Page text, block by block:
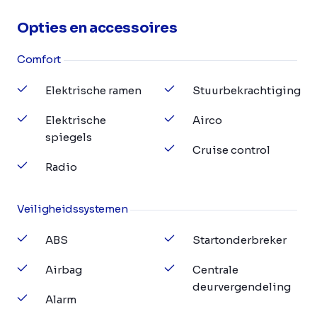
Opties en accessoires
Comfort
Elektrische ramen
Elektrische
spiegels
Radio
Stuurbekrachtiging
Airco
Cruise control
Veiligheidssystemen
ABS
Airbag
Alarm
Startonderbreker
Centrale
deurvergendeling